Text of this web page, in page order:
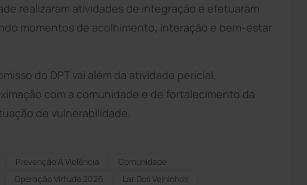
realizaram atividades de integração e efetuaram
momentos de acolhimento, interação e bem-estar
do DPT vai além da atividade pericial,
com a comunidade e de fortalecimento da
de vulnerabilidade.
Prevenção À Violência
Comunidade
Operação Virtude 2026
Lar Dos Velhinhos